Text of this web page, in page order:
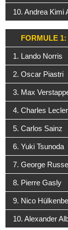
10. Andrea Kimi
FORMULE
1. Lando Norris
2. Oscar Piastri
3. Max
4. Charles
5. Carlos Sainz
6. Yuki Tsunoda
7. George
8. Pierre Gasly
9. Nico
10. Alexander